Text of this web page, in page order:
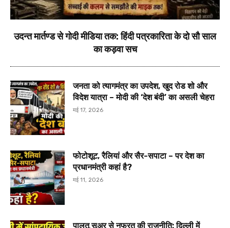
उदन्त मार्तण्ड से गोदी मीडिया तक: हिंदी पत्रकारिता के दो सौ साल
का कड़वा सच
जनता को त्यागमंत्र का उपदेश, खुद रोड शो और
विदेश यात्रा – मोदी की ‘देश बंदी’ का असली चेहरा
मई 17, 2026
फोटोशूट, रैलियां और सैर-सपाटा – पर देश का
प्रधानमंत्री कहां है?
मई 11, 2026
पालतू सूअर से नफरत की राजनीति: दिल्ली में